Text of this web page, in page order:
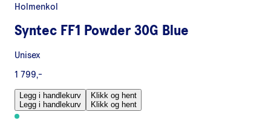
Holmenkol
Syntec FF1 Powder 30G Blue
Unisex
1 799,-
Legg i handlekurv
Legg i handlekurv
Klikk og hent
Klikk og hent